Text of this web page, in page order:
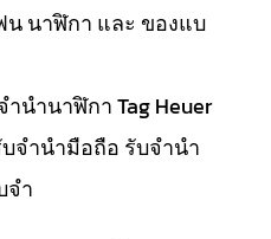
นาฬิกา และ ของแบ
นำนาฬิกา Tag Heuer
จำนำมือถือ รับจำนำ
จำ